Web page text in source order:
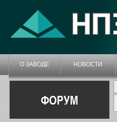
О ЗАВОДЕ НОВОСТИ
ФОРУМ